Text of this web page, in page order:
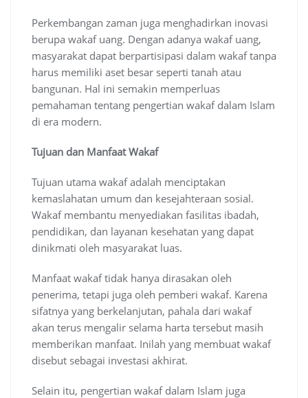
Perkembangan zaman juga menghadirkan inovasi
berupa wakaf uang. Dengan adanya wakaf uang,
masyarakat dapat berpartisipasi dalam wakaf tanpa
harus memiliki aset besar seperti tanah atau
bangunan. Hal ini semakin memperluas
pemahaman tentang pengertian wakaf dalam Islam
di era modern.
Tujuan dan Manfaat Wakaf
Tujuan utama wakaf adalah menciptakan
kemaslahatan umum dan kesejahteraan sosial.
Wakaf membantu menyediakan fasilitas ibadah,
pendidikan, dan layanan kesehatan yang dapat
dinikmati oleh masyarakat luas.
Manfaat wakaf tidak hanya dirasakan oleh
penerima, tetapi juga oleh pemberi wakaf. Karena
sifatnya yang berkelanjutan, pahala dari wakaf
akan terus mengalir selama harta tersebut masih
memberikan manfaat. Inilah yang membuat wakaf
disebut sebagai investasi akhirat.
Selain itu, pengertian wakaf dalam Islam juga